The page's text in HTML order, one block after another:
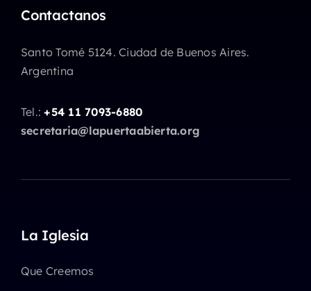
Contactanos
Santo Tomé 5124. Ciudad de Buenos Aires.
Argentina
Tel.:+54 11 7093-6880
secretaria@lapuertaabierta.org
La Iglesia
Que Creemos